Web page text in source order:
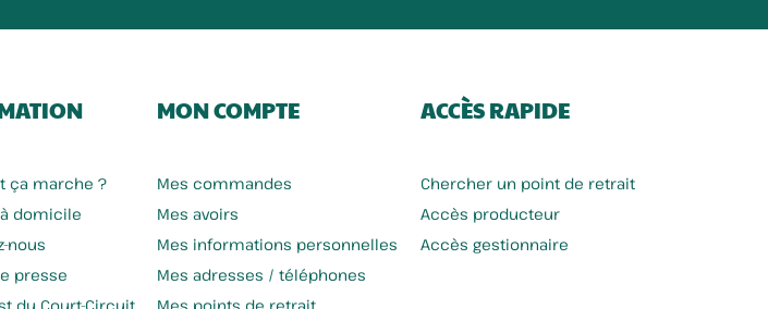
ça marche ?
domicile
nous
presse
MON COMPTE
Mes commandes
Mes avoirs
Mes informations personnelles
Mes adresses / téléphones
ACCÈS RAPIDE
Chercher un point de retrait
Accès producteur
Accès gestionnaire